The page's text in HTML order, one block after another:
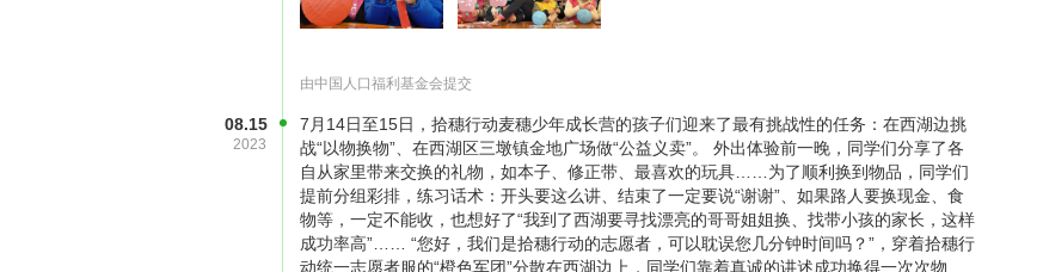
这是一个公益供应链条，环环相扣，我们需要大家伸出援手，一起来推动。
2860元对接一名单亲失依孩子，持续帮扶改善其生活状况，直至高中毕业。
资助形式 捐款达2860元可一对一结对 也可零散捐助支持项目发展
资助对象 未满18岁，且在接受全日制教育的乡村单亲失依儿童（父母一方过世，一方由
于弃养、服刑、重病等原因无法继续抚养孩子） 2018年7月起拾穗行动管理费占总筹款
金额的9.099%。
获取项目反馈 Q&A
由中国人口福利基金会提交
08.15
2023
7月14日至15日，拾穗行动麦穗少年成长营的孩子们迎来了最有挑战性的任务：在西湖边挑
战“以物换物”、在西湖区三墩镇金地广场做“公益义卖”。 外出体验前一晚，同学们分享了各
自从家里带来交换的礼物，如本子、修正带、最喜欢的玩具……为了顺利换到物品，同学们
提前分组彩排，练习话术：开头要这么讲、结束了一定要说“谢谢”、如果路人要换现金、食
物等，一定不能收，也想好了“我到了西湖要寻找漂亮的哥哥姐姐换、找带小孩的家长，这样
成功率高”…… “您好，我们是拾穗行动的志愿者，可以耽误您几分钟时间吗？”，穿着拾穗行
动统一志愿者服的“橙色军团”分散在西湖边上，同学们靠着真诚的讲述成功换得一次次物